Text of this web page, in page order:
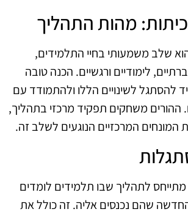
מהות התהליך
שלב משמעותי בחיי התלמידים,
לימודיים ורגשיים. הכנה טובה
להסתגל לשינויים הללו ולהתמודד עם
משחקים תפקיד מרכזי בתהליך,
המונחים המרכזיים הנוגעים לשלב זה.
לתהליך שבו תלמידים לומדים
שהם נכנסים אליה. זה כולל את